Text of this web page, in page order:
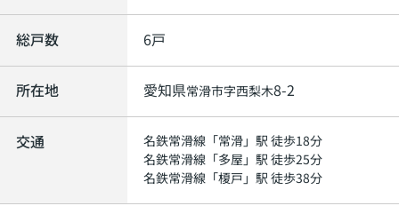
総戸数 6戸
所在地 愛知県常滑市字西梨木8-2
交通 名鉄常滑線 「常滑」駅 徒歩18分
名鉄常滑線 「多屋 」駅 徒歩25分
名鉄常滑線 「榎戸 」駅 徒歩38分